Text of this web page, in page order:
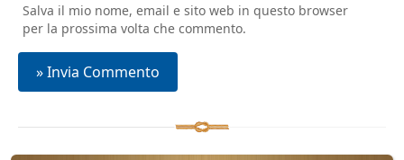
Salva il mio nome, email e sito web in questo browser
per la prossima volta che commento.